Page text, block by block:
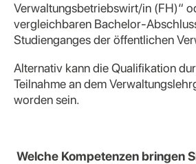
Verwaltungsbetriebswirt/in (FH)“
vergleichbaren Bachelor-
Studienganges der öffentlichen
Alternativ kann die Qualifikation
Teilnahme an dem
worden sein.
Welche Kompetenzen bringen